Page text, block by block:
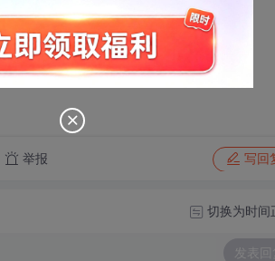
举报 写回
切换为时间
发表回